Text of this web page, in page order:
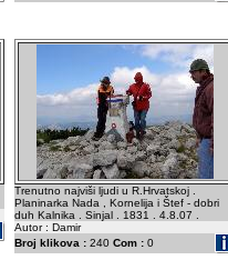
Trenutno najviši ljudi u R.Hrvatskoj .
Planinarka Nada , Kornelija i Štef - dobri
duh Kalnika . Sinjal . 1831 . 4.8.07 .
Autor : Damir
Broj klikova : 240 Com : 0